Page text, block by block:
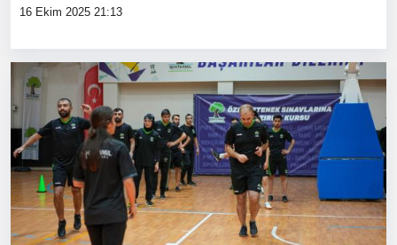
16 Ekim 2025 21:13